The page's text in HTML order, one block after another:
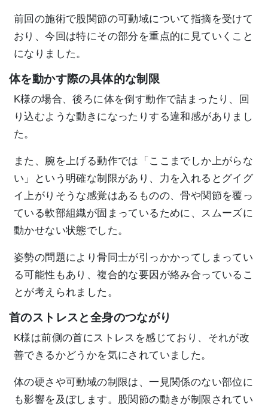
前回の施術で股関節の可動域について指摘を受けて
おり、今回は特にその部分を重点的に見ていくこと
になりました。
体を動かす際の具体的な制限
K様の場合、後ろに体を倒す動作で詰まったり、回
り込むような動きになったりする違和感がありまし
た。
また、腕を上げる動作では「ここまでしか上がらな
い」という明確な制限があり、力を入れるとグイグ
イ上がりそうな感覚はあるものの、骨や関節を覆っ
ている軟部組織が固まっているために、スムーズに
動かせない状態でした。
姿勢の問題により骨同士が引っかかってしまってい
る可能性もあり、複合的な要因が絡み合っているこ
とが考えられました。
首のストレスと全身のつながり
K様は前側の首にストレスを感じており、それが改
善できるかどうかを気にされていました。
体の硬さや可動域の制限は、一見関係のない部位に
も影響を及ぼします。股関節の動きが制限されてい